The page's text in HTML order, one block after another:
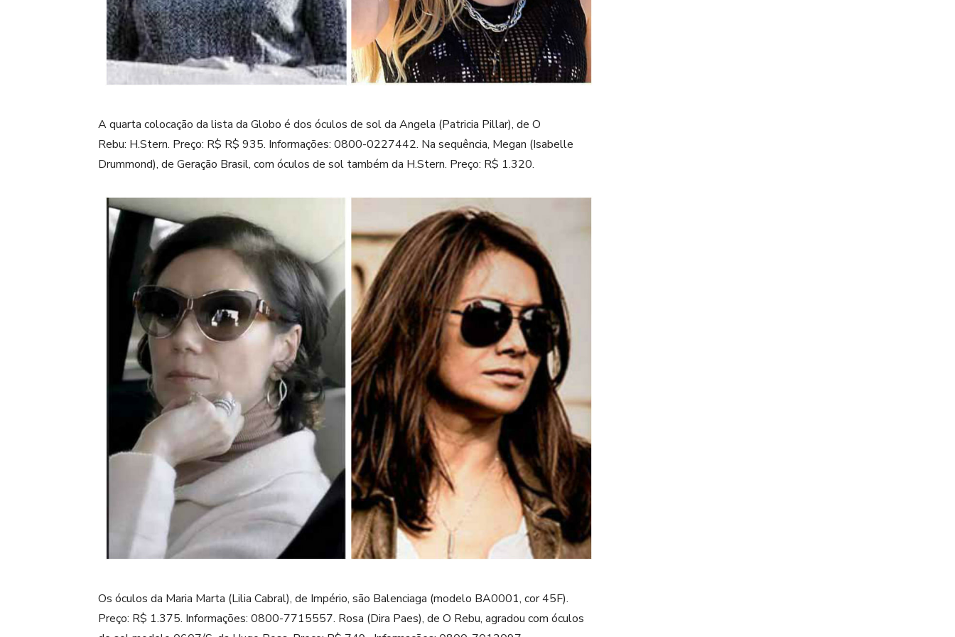
A quarta colocação da lista da Globo é dos óculos de sol da Angela (Patricia Pillar), de O
Rebu: H.Stern. Preço: R$ R$ 935. Informações: 0800-0227442. Na sequência, Megan (Isabelle
Drummond), de Geração Brasil, com óculos de sol também da H.Stern. Preço: R$ 1.320.
Os óculos da Maria Marta (Lilia Cabral), de Império, são Balenciaga (modelo BA0001, cor 45F).
Preço: R$ 1.375. Informações: 0800-7715557. Rosa (Dira Paes), de O Rebu, agradou com óculos